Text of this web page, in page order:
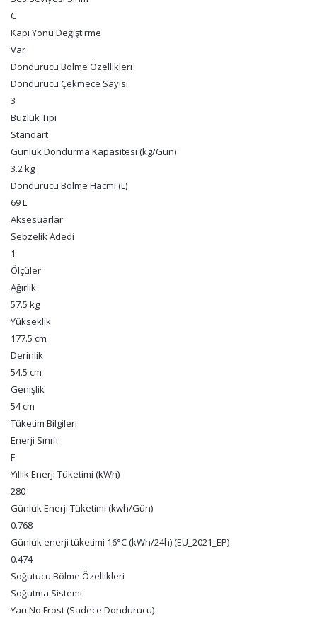
C
Kapı Yönü Değiştirme
Var
Dondurucu Bölme Özellikleri
Dondurucu Çekmece Sayısı
3
Buzluk Tipi
Standart
Günlük Dondurma Kapasitesi (kg/Gün)
3.2 kg
Dondurucu Bölme Hacmi (L)
69 L
Aksesuarlar
Sebzelik Adedi
1
Ölçüler
Ağırlık
57.5 kg
Yükseklik
177.5 cm
Derinlik
54.5 cm
Genişlik
54 cm
Tüketim Bilgileri
Enerji Sınıfı
F
Yıllık Enerji Tüketimi (kWh)
280
Günlük Enerji Tüketimi (kwh/Gün)
0.768
Günlük enerji tüketimi 16°C (kWh/24h) (EU_2021_EP)
0.474
Soğutucu Bölme Özellikleri
Soğutma Sistemi
Yarı No Frost (Sadece Dondurucu)